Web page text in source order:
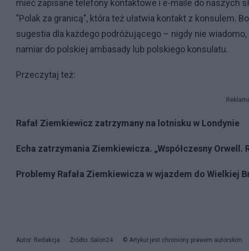
mieć zapisane telefony kontaktowe i e-maile do naszych
"Polak za granicą", która też ułatwia kontakt z konsulem.
sugestia dla każdego podróżującego – nigdy nie
namiar do polskiej ambasady lub polskiego konsulatu.
Przeczytaj też:
Rafał Ziemkiewicz zatrzymany na lotnisku w Londynie
Echa zatrzymania Ziemkiewicza. „Współczesny
Problemy Rafała Ziemkiewicza w wjazdem do Wielkiej
Autor: Redakcja Źródło: Salon24 © Artykuł jest chroniony prawem autorskim.